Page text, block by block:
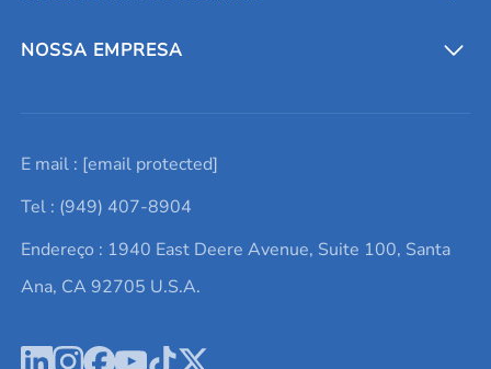
Entre em contato conosco
Lista de consultas
Termos e Condições
Política de Privacidade
Metais refratários
Elementos de terras raras
Alvos de pulverização catódica
Ácido hialurônico
NOSSA EMPRESA
Promoções atuais
Notícias e blogs
Estudos de caso
E mail : [email protected]
Tel : (949) 407-8904
Endereço : 1940 East Deere Avenue, Suite 100, Santa
Ana, CA 92705 U.S.A.